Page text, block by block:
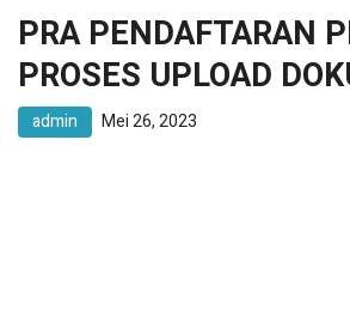
PRA PENDAFTARAN
PROSES UPLOAD
admin Mei 26, 2023